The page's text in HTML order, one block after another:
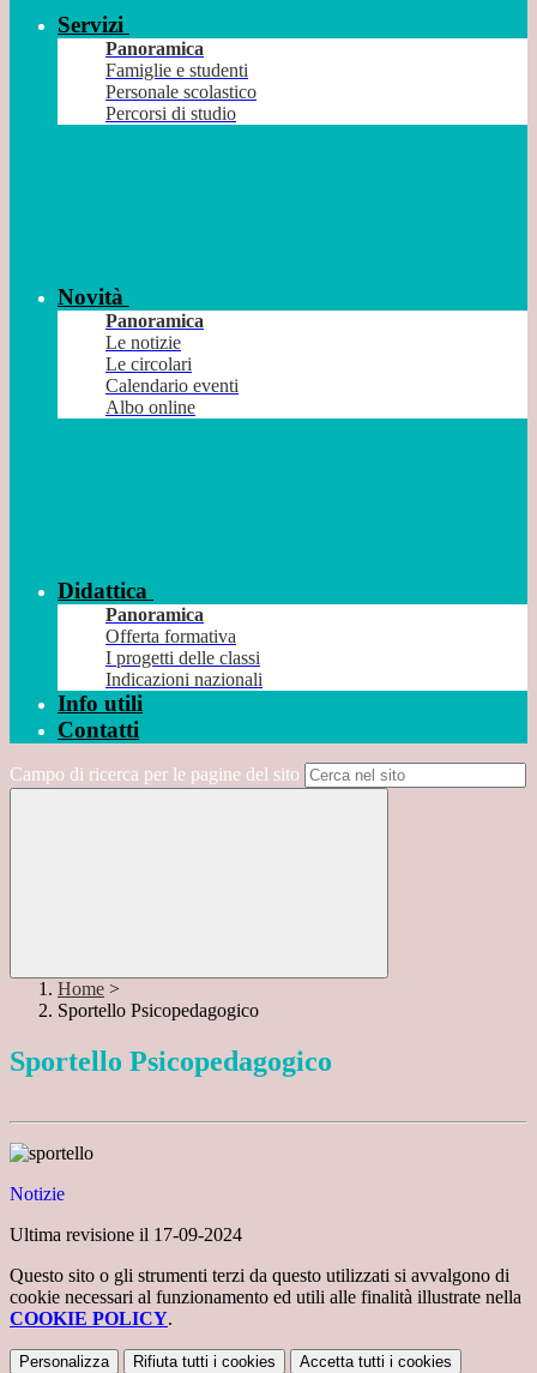
Servizi
Panoramica
Famiglie e studenti
Personale scolastico
Percorsi di studio
Novità
Panoramica
Le notizie
Le circolari
Calendario eventi
Albo online
Didattica
Panoramica
Offerta formativa
I progetti delle classi
Indicazioni nazionali
Info utili
Contatti
Campo di ricerca per le pagine del sito
Home >
Sportello Psicopedagogico
Sportello Psicopedagogico
Notizie
Ultima revisione il 17-09-2024
Questo sito o gli strumenti terzi da questo utilizzati si avvalgono di
cookie necessari al funzionamento ed utili alle finalità illustrate nella
COOKIE POLICY.
Personalizza Rifiuta tutti i cookies Accetta tutti i cookies